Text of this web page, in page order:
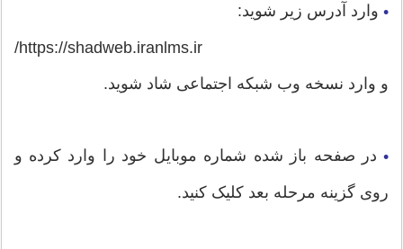
•وارد آدرس زیر شوید:
https://shadweb.iranlms.ir/
و وارد نسخه وب شبکه اجتماعی شاد شوید.
•در صفحه باز شده شماره موبایل خود را وارد کرده و
روی گزینه مرحله بعد کلیک کنید.